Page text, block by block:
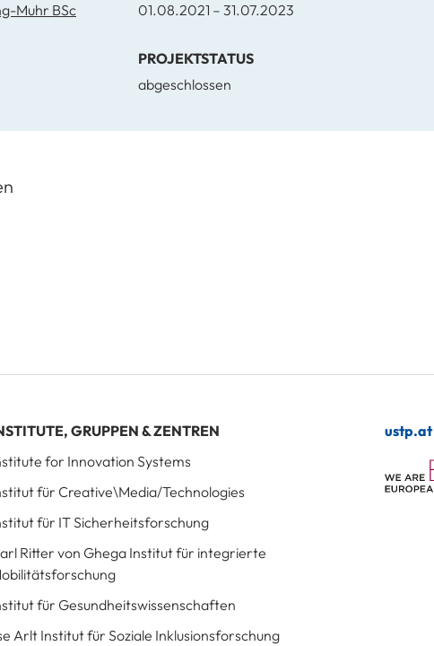
FH-Prof. Dipl.-Ing. Dipl.-Ing. Christoph Lang-Muhr BSc
01.08.2021 – 31.07.2023
PROJEKTSTATUS
abgeschlossen
GRUPPEN & ZENTREN
for Innovation Systems
für Creative\Media/Technologies
für IT Sicherheitsforschung
Ritter von Ghega Institut für integrierte
für Gesundheitswissenschaften
Arlt Institut für Soziale Inklusionsforschung
ustp.at